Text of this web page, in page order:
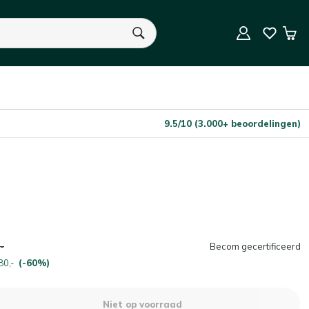
U heeft geen product(en) in uw winkelwagen.
9.5/10 (3.000+ beoordelingen)
(-60%)
Becom gecertificeerd
Niet op voorraad
Niet op voorraad